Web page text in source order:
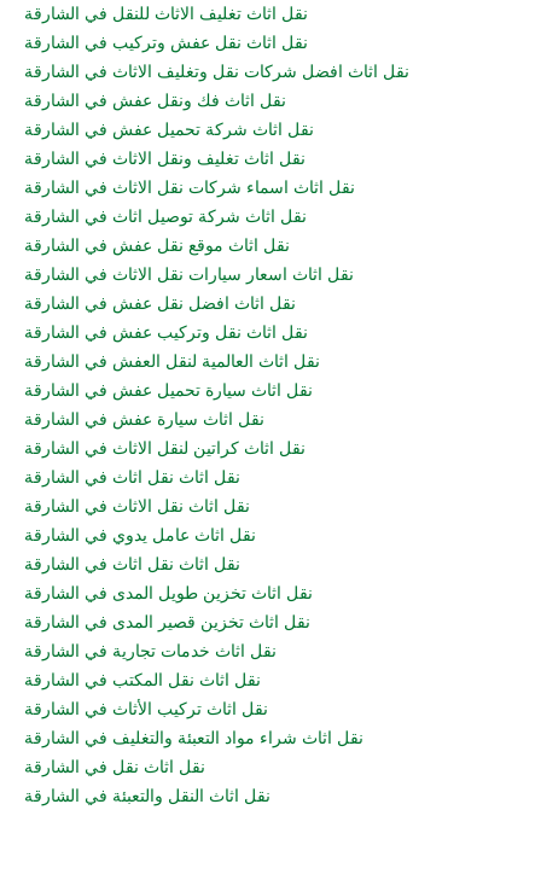
نقل اثاث تغليف الاثاث للنقل في الشارقة
نقل اثاث نقل عفش وتركيب في الشارقة
نقل اثاث افضل شركات نقل وتغليف الاثاث في الشارقة
نقل اثاث فك ونقل عفش في الشارقة
نقل اثاث شركة تحميل عفش في الشارقة
نقل اثاث تغليف ونقل الاثاث في الشارقة
نقل اثاث اسماء شركات نقل الاثاث في الشارقة
نقل اثاث شركة توصيل اثاث في الشارقة
نقل اثاث موقع نقل عفش في الشارقة
نقل اثاث اسعار سيارات نقل الاثاث في الشارقة
نقل اثاث افضل نقل عفش في الشارقة
نقل اثاث نقل وتركيب عفش في الشارقة
نقل اثاث العالمية لنقل العفش في الشارقة
نقل اثاث سيارة تحميل عفش في الشارقة
نقل اثاث سيارة عفش في الشارقة
نقل اثاث كراتين لنقل الاثاث في الشارقة
نقل اثاث نقل اثاث في الشارقة
نقل اثاث نقل الاثاث في الشارقة
نقل اثاث عامل يدوي في الشارقة
نقل اثاث نقل اثاث في الشارقة
نقل اثاث تخزين طويل المدى في الشارقة
نقل اثاث تخزين قصير المدى في الشارقة
نقل اثاث خدمات تجارية في الشارقة
نقل اثاث نقل المكتب في الشارقة
نقل اثاث تركيب الأثاث في الشارقة
نقل اثاث شراء مواد التعبئة والتغليف في الشارقة
نقل اثاث نقل في الشارقة
نقل اثاث النقل والتعبئة في الشارقة